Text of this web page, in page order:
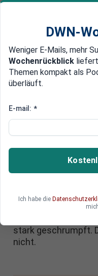
Newsticker MEIN
Edelmetalle
Neue Schulden
Merkels
aus
politische
Der Zustrom der
verschärft. Die
Jahrzehnten
stark geschrumpft.
nicht.
DWN-
Weniger E-Mails, mehr
Wochenrückblick
Themen kompakt als
überläuft.
E-mail: *
Ich habe die